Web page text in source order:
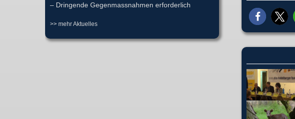
– Dringende Gegenmassnahmen erforderlich
>> mehr Aktuelles